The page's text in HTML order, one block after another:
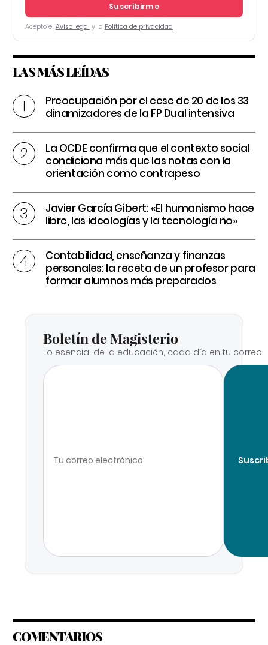
Suscribirme
Acepto el Aviso legal y la Política de privacidad
LAS MÁS LEÍDAS
Preocupación por el cese de 20 de los 33
dinamizadores de la FP Dual intensiva
La OCDE confirma que el contexto social
condiciona más que las notas con la
orientación como contrapeso
Javier García Gibert: «El humanismo hace
libre, las ideologías y la tecnología no»
Contabilidad, enseñanza y finanzas
personales: la receta de un profesor para
formar alumnos más preparados
Boletín de Magisterio
Lo esencial de la educación, cada día en tu correo.
COMENTARIOS